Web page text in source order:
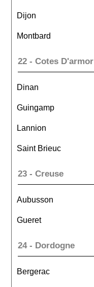
Dijon
Montbard
22 - Cotes D'armor
Dinan
Guingamp
Lannion
Saint Brieuc
23 - Creuse
Aubusson
Gueret
24 - Dordogne
Bergerac